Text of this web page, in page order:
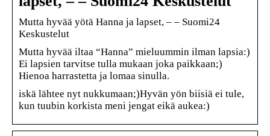
Mutta hyvää yötä Hanna ja lapset, – – Suomi24
Keskustelut
Mutta hyvää iltaa “Hanna” mieluummin ilman lapsia:)
Ei lapsien tarvitse tulla mukaan joka paikkaan;)
Hienoa harrastetta ja lomaa sinulla.
iskä lähtee nyt nukkumaan;)Hyvän yön biisiä ei tule,
kun tuubin korkista meni jengat eikä aukea:)